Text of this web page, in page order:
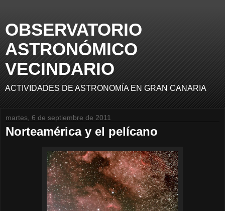
OBSERVATORIO
ASTRONÓMICO
VECINDARIO
ACTIVIDADES DE ASTRONOMÍA EN GRAN CANARIA
martes, 6 de septiembre de 2011
Norteamérica y el pelícano